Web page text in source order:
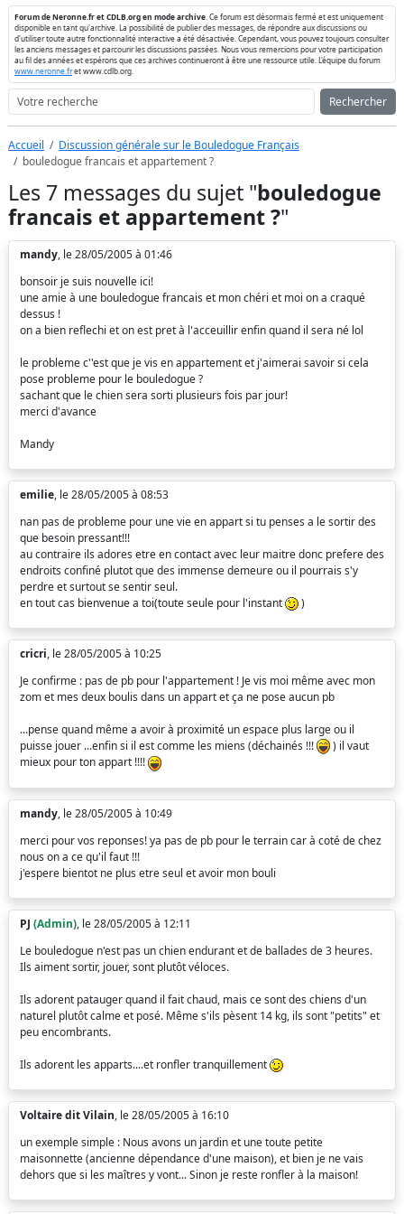
Forum de Neronne.fr et CDLB.org en mode archive . Ce forum est désormais fermé et est uniquement
disponible en tant qu'archive. La possibilité de publier des messages, de répondre aux discussions ou
d'utiliser toute autre fonctionnalité interactive a été désactivée. Cependant, vous pouvez toujours consulter
les anciens messages et parcourir les discussions passées. Nous vous remercions pour votre participation
au fil des années et espérons que ces archives continueront à être une ressource utile. L'équipe du forum
www.neronne.fret www.cdlb.org.
Rechercher
Accueil
Discussion générale sur le Bouledogue Français
bouledogue francais et appartement ?
Les 7 messages du sujet "bouledogue
francais et appartement ?"
mandy, le 28/05/2005 à 01:46
bonsoir je suis nouvelle ici!
une amie à une bouledogue francais et mon chéri et moi on a craqué
dessus !
on a bien reflechi et on est pret à l'acceuillir enfin quand il sera né lol
le probleme c''est que je vis en appartement et j'aimerai savoir si cela
pose probleme pour le bouledogue ?
sachant que le chien sera sorti plusieurs fois par jour!
merci d'avance
Mandy
emilie, le 28/05/2005 à 08:53
nan pas de probleme pour une vie en appart si tu penses a le sortir des
que besoin pressant!!!
au contraire ils adores etre en contact avec leur maitre donc prefere des
endroits confiné plutot que des immense demeure ou il pourrais s'y
perdre et surtout se sentir seul.
en tout cas bienvenue a toi(toute seule pour l'instant
)
cricri, le 28/05/2005 à 10:25
Je confirme : pas de pb pour l'appartement ! Je vis moi même avec mon
zom et mes deux boulis dans un appart et ça ne pose aucun pb
...pense quand même a avoir à proximité un espace plus large ou il
puisse jouer ...enfin si il est comme les miens (déchainés !!!
) il vaut
mieux pour ton appart !!!!
mandy, le 28/05/2005 à 10:49
merci pour vos reponses! ya pas de pb pour le terrain car à coté de chez
nous on a ce qu'il faut !!!
j'espere bientot ne plus etre seul et avoir mon bouli
PJ (Admin), le 28/05/2005 à 12:11
Le bouledogue n'est pas un chien endurant et de ballades de 3 heures.
Ils aiment sortir, jouer, sont plutôt véloces.
Ils adorent patauger quand il fait chaud, mais ce sont des chiens d'un
naturel plutôt calme et posé. Même s'ils pèsent 14 kg, ils sont "petits" et
peu encombrants.
Ils adorent les apparts....et ronfler tranquillement
Voltaire dit Vilain, le 28/05/2005 à 16:10
un exemple simple : Nous avons un jardin et une toute petite
maisonnette (ancienne dépendance d'une maison), et bien je ne vais
dehors que si les maîtres y vont... Sinon je reste ronfler à la maison!